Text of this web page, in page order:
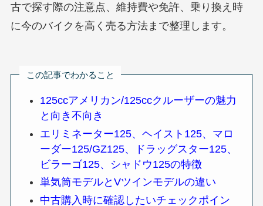
古で探す際の注意点、維持費や免許、乗り換え時
に今のバイクを高く売る方法まで整理します。
この記事でわかること
125ccアメリカン/125ccクルーザーの魅力
と向き不向き
エリミネーター125、ヘイスト125、マロ
ーダー125/GZ125、ドラッグスター125、
ビラーゴ125、シャドウ125の特徴
単気筒モデルとVツインモデルの違い
中古購入時に確認したいチェックポイン